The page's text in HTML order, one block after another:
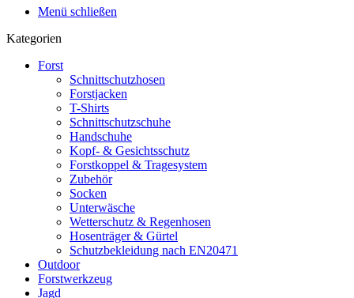
Menü schließen
Kategorien
Forst
Schnittschutzhosen
Forstjacken
T-Shirts
Schnittschutzschuhe
Handschuhe
Kopf- & Gesichtsschutz
Forstkoppel & Tragesystem
Zubehör
Socken
Unterwäsche
Wetterschutz & Regenhosen
Hosenträger & Gürtel
Schutzbekleidung nach EN20471
Outdoor
Forstwerkzeug
Jagd